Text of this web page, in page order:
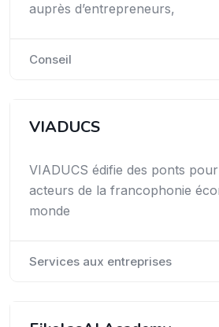
auprès d’entrepreneurs,
Conseil
VIADUCS
VIADUCS édifie des ponts
acteurs de la francophonie
monde
Services aux entreprises